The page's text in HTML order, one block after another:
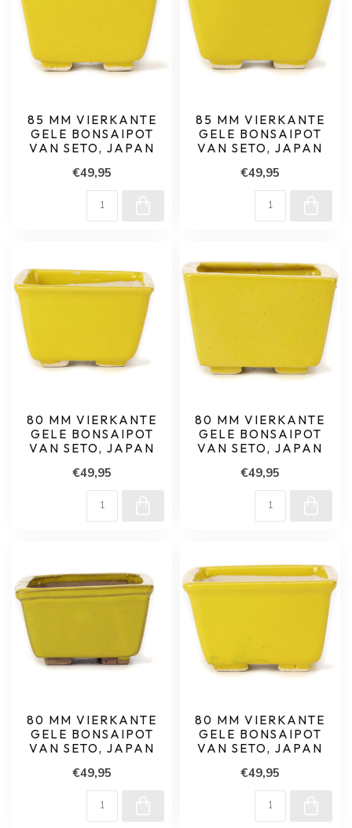
85 MM VIERKANTE
GELE BONSAIPOT
VAN SETO, JAPAN
€49,95
85 MM VIERKANTE
GELE BONSAIPOT
VAN SETO, JAPAN
€49,95
80 MM VIERKANTE
GELE BONSAIPOT
VAN SETO, JAPAN
€49,95
80 MM VIERKANTE
GELE BONSAIPOT
VAN SETO, JAPAN
€49,95
80 MM VIERKANTE
GELE BONSAIPOT
VAN SETO, JAPAN
€49,95
80 MM VIERKANTE
GELE BONSAIPOT
VAN SETO, JAPAN
€49,95